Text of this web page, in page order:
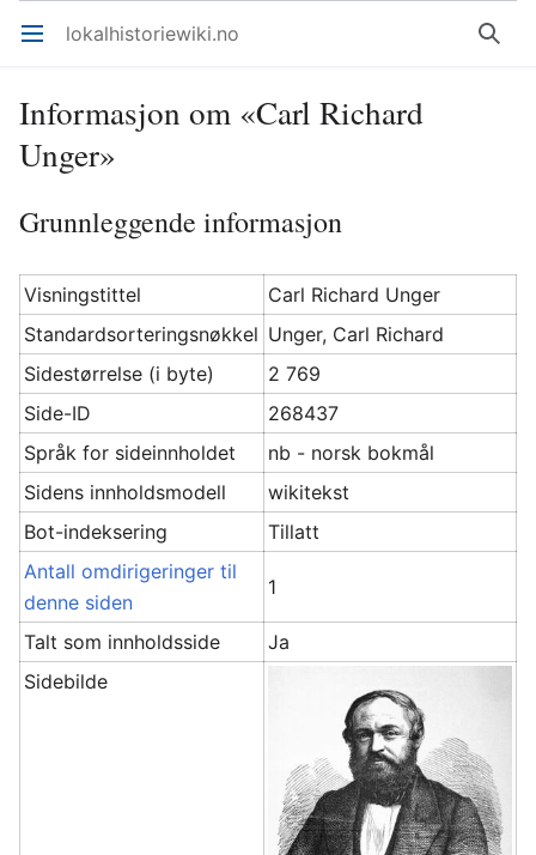
Åpne hovedmenyen lokalhistoriewiki.no Søk
Informasjon om «Carl Richard
Unger»
Grunnleggende informasjon
Visningstittel
Carl Richard Unger
Standardsorteringsnøkkel Unger, Carl Richard
Sidestørrelse (i byte)
2 769
Side-ID
268437
Språk for sideinnholdet
nb - norsk bokmål
Sidens innholdsmodell
wikitekst
Bot-indeksering
Tillatt
Antall omdirigeringer til
denne siden
1
Talt som innholdsside
Ja
Sidebilde